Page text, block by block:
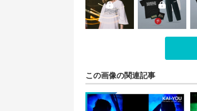
この画像の関連記事